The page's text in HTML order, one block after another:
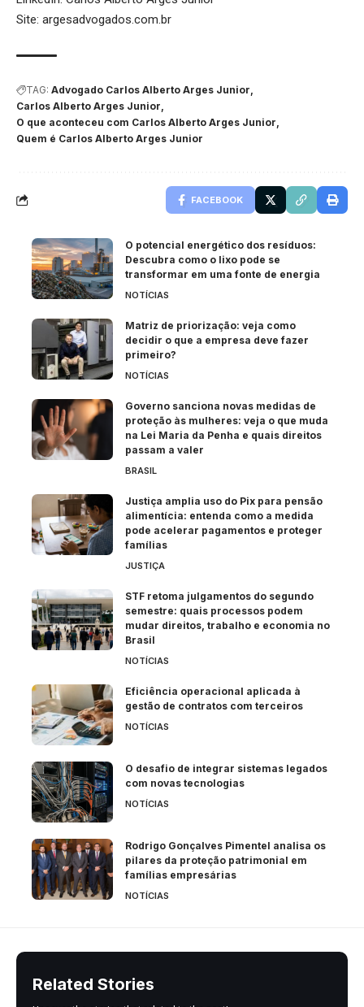
Site: argesadvogados.com.br
TAG: Advogado Carlos Alberto Arges Junior
Carlos Alberto Arges Junior
O que aconteceu com Carlos Alberto Arges Junior
Quem é Carlos Alberto Arges Junior
FACEBOOK
O potencial energético dos resíduos:
Descubra como o lixo pode se
transformar em uma fonte de energia
NOTÍCIAS
Matriz de priorização: veja como
decidir o que a empresa deve fazer
primeiro?
NOTÍCIAS
Governo sanciona novas medidas de
proteção às mulheres: veja o que muda
na Lei Maria da Penha e quais direitos
passam a valer
BRASIL
Justiça amplia uso do Pix para pensão
alimentícia: entenda como a medida
pode acelerar pagamentos e proteger
famílias
JUSTIÇA
STF retoma julgamentos do segundo
semestre: quais processos podem
mudar direitos, trabalho e economia no
Brasil
NOTÍCIAS
Eficiência operacional aplicada à
gestão de contratos com terceiros
NOTÍCIAS
O desafio de integrar sistemas legados
com novas tecnologias
NOTÍCIAS
Rodrigo Gonçalves Pimentel analisa os
pilares da proteção patrimonial em
famílias empresárias
NOTÍCIAS
Related Stories